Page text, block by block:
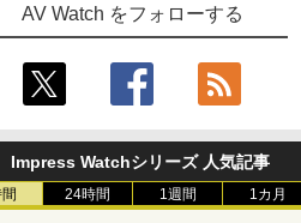
AV Watch をフォローする
Impress Watchシリーズ 人気記事
24時間 1週間 1カ月